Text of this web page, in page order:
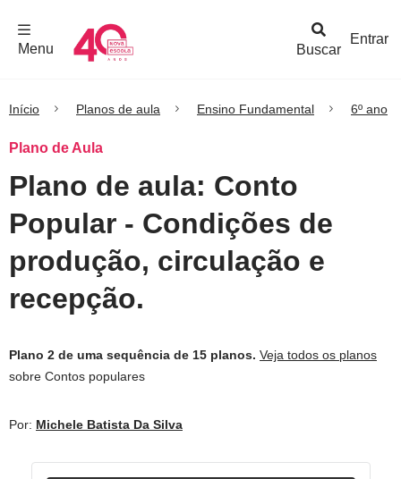
Buscar
Menu
Entrar
Início Planos de aula Ensino Fundamental 6º ano
Plano de Aula
Plano de aula: Conto
Popular - Condições de
produção, circulação e
recepção.
Plano 2 de uma sequência de 15 planos. Veja todos os planos
sobre Contos populares
Por: Michele Batista Da Silva